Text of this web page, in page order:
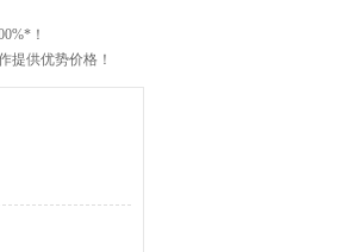
！
提供优势价格！